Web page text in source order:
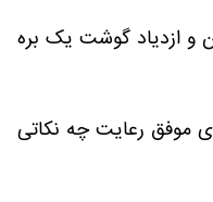
و ازدیاد گوشت یک بره
موفق رعایت چه نکاتی